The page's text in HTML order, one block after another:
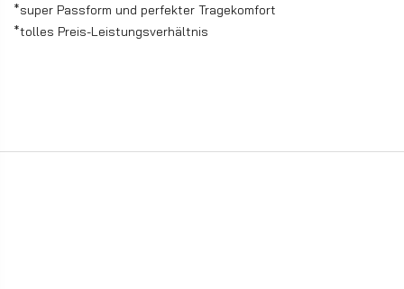
*super Passform und perfekter Tragekomfort
*tolles Preis-Leistungsverhältnis